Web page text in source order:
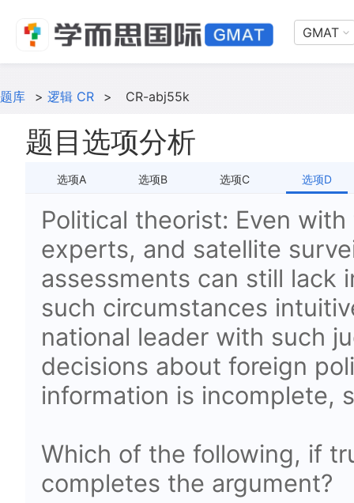
GMAT
题库 > 逻辑 CR > CR-abj55k
题目选项分析
选项A 选项B 选项C 选项D
Political theorist: Even
experts, and satellite
assessments can still lack
such circumstances
national leader with such
decisions about foreign
information is incomplete,
Which of the following, if
completes the argument?